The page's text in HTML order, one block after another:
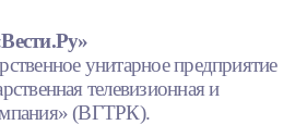
унитарное предприятие
телевизионная и
(ВГТРК).